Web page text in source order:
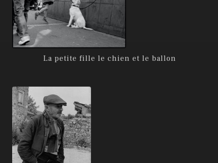
La petite fille le chien et le ballon